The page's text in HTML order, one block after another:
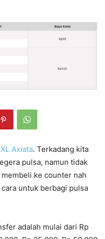
Axiata. Terkadang kita
pulsa, namun tidak
ke counter nah
untuk berbagi pulsa
adalah mulai dari Rp